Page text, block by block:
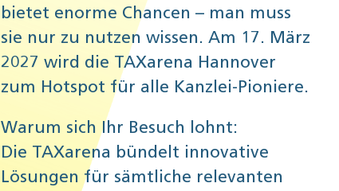
bietet enorme Chancen – man muss
sie nur zu nutzen wissen. Am 17. März
2027 wird die TAXarena Hannover
zum Hotspot für alle Kanzlei-Pioniere.
Warum sich Ihr Besuch lohnt:
Die TAXarena bündelt innovative
Lösungen für sämtliche relevanten